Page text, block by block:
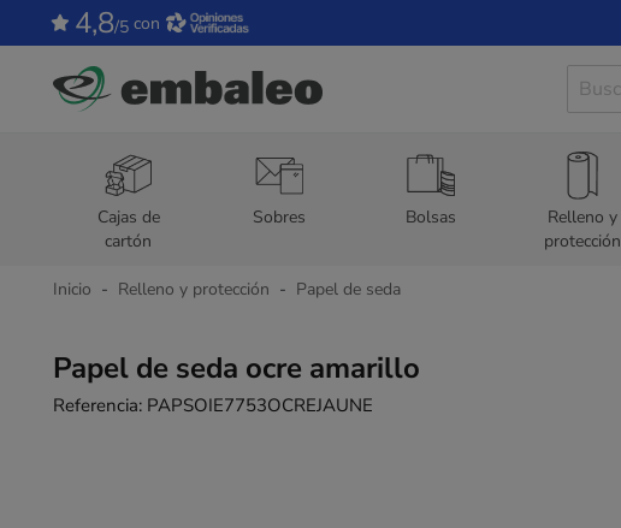
4,8/5 con
Cajas de
cartón
Sobres Bolsas
Relleno y
protección
Inicio Relleno y protección Papel de seda
Papel de seda ocre amarillo
Referencia: PAPSOIE7753OCREJAUNE